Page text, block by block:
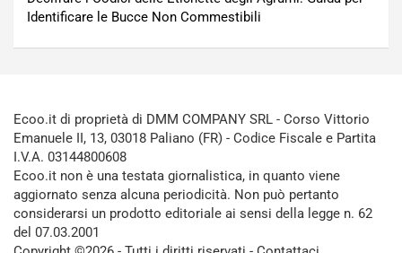
Identificare le Bucce Non Commestibili
Ecoo.it di proprietà di DMM COMPANY SRL - Corso Vittorio
Emanuele II, 13, 03018 Paliano (FR) - Codice Fiscale e Partita
I.V.A. 03144800608
Ecoo.it non è una testata giornalistica, in quanto viene
aggiornato senza alcuna periodicità. Non può pertanto
considerarsi un prodotto editoriale ai sensi della legge n. 62
del 07.03.2001